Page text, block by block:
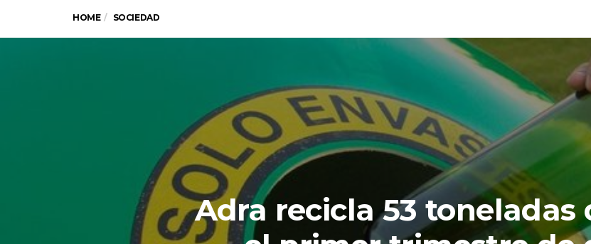
HOME SOCIEDAD
Adra recicla 53 toneladas